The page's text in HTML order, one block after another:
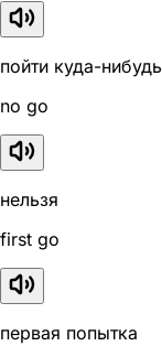
пойти куда-нибудь
no go
нельзя
first go
первая попытка